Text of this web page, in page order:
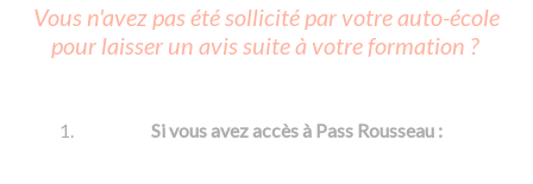
Code de la route
Passer l'ASSR
Réviser le code
Passer l'ETM
Permis voiture
Vous n'avez pas été sollicité par votre auto-école
pour laisser un avis suite à votre formation ?
Si vous avez accès à Pass Rousseau :